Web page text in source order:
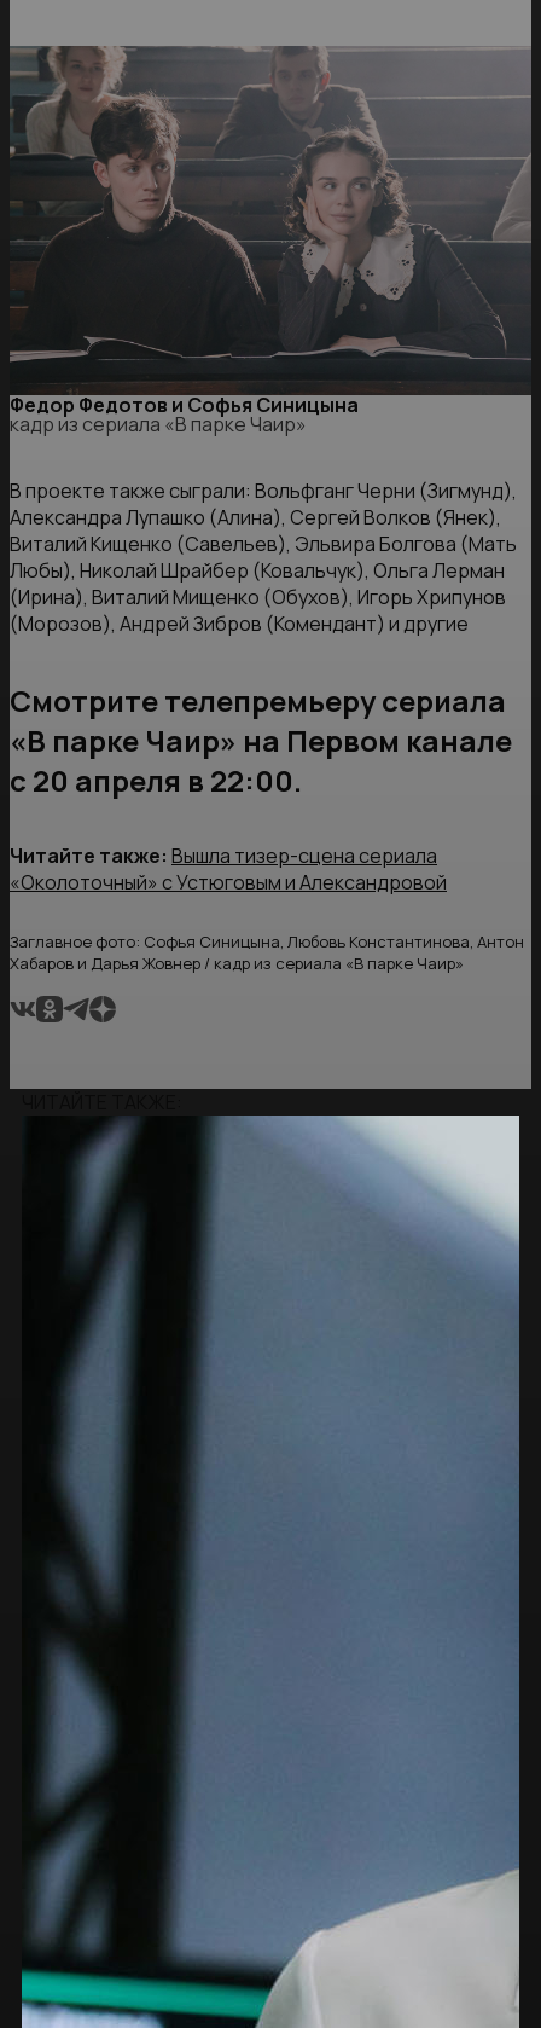
Федор Федотов и Софья Синицына
кадр из сериала «В парке Чаир»
В проекте также сыграли: Вольфганг Черни (Зигмунд),
Александра Лупашко (Алина), Сергей Волков (Янек),
Виталий Кищенко (Савельев), Эльвира Болгова (Мать
Любы), Николай Шрайбер (Ковальчук), Ольга Лерман
(Ирина), Виталий Мищенко (Обухов), Игорь Хрипунов
(Морозов), Андрей Зибров (Комендант) и другие
Смотрите телепремьеру сериала
«В парке Чаир» на Первом канале
с 20 апреля в 22:00.
Читайте также: Вышла тизер-сцена сериала
«Околоточный» с Устюговым и Александровой
Заглавное фото: Софья Синицына​, Любовь Константинова, Антон
Хабаров и Дарья Жовнер / кадр из сериала «В парке Чаир»